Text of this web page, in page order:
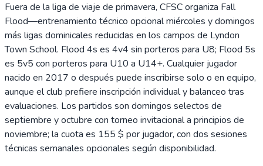
Fuera de la liga de viaje de primavera, CFSC organiza Fall
Flood—entrenamiento técnico opcional miércoles y domingos
más ligas dominicales reducidas en los campos de Lyndon
Town School. Flood 4s es 4v4 sin porteros para U8; Flood 5s
es 5v5 con porteros para U10 a U14+. Cualquier jugador
nacido en 2017 o después puede inscribirse solo o en equipo,
aunque el club prefiere inscripción individual y balanceo tras
evaluaciones. Los partidos son domingos selectos de
septiembre y octubre con torneo invitacional a principios de
noviembre; la cuota es 155 $ por jugador, con dos sesiones
técnicas semanales opcionales según disponibilidad.